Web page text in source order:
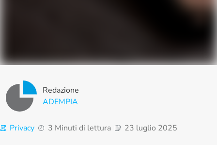
Redazione
ADEMPIA
Privacy 3 Minuti di lettura 23 luglio 2025